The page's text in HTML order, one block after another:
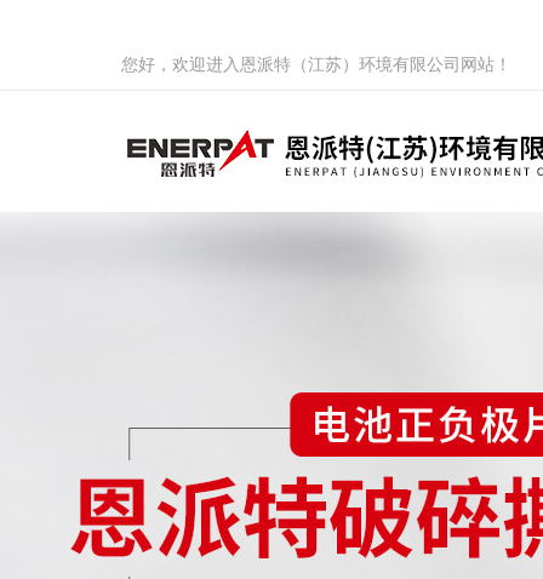
您好，欢迎进入恩派特（江苏）环境有限公司网站！